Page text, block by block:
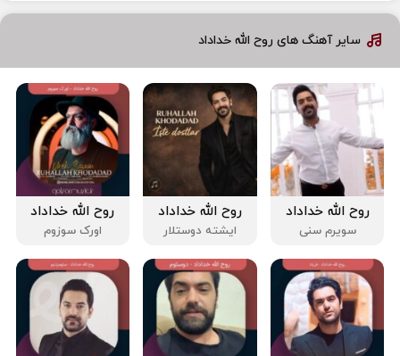
سایر آهنگ های روح الله خداداد
روح الله خداداد
سویرم سنی
روح الله خداداد
ایشته دوستلار
روح الله خداداد
اورک سوزوم